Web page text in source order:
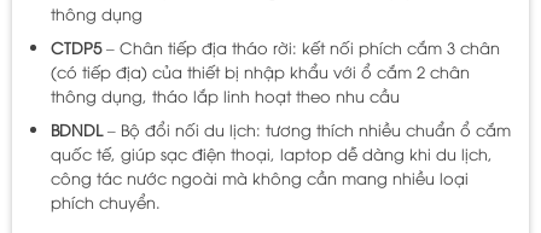
thông dụng
CTDP5– Chân tiếp địa tháo rời: kết nối phích cắm 3 chân
(có tiếp địa) của thiết bị nhập khẩu với ổ cắm 2 chân
thông dụng, tháo lắp linh hoạt theo nhu cầu
BDNDL– Bộ đổi nối du lịch: tương thích nhiều chuẩn ổ cắm
quốc tế, giúp sạc điện thoại, laptop dễ dàng khi du lịch,
công tác nước ngoài mà không cần mang nhiều loại
phích chuyển.